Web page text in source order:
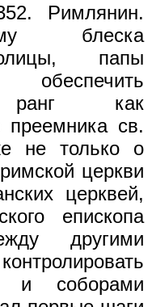
Римлянин.
блеска
папы
ранг как
преемника св.
не только о
церкви
церквей,
епископа
другими
и соборами